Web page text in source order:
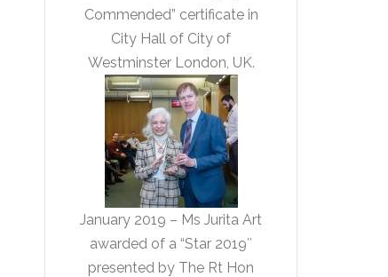
Commended” certificate in
City Hall of City of
Westminster London, UK.
January 2019 – Ms Jurita Art
awarded of a “Star 2019″
presented by The Rt Hon